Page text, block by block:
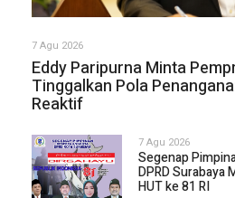
7 Agu 2026
Eddy Paripurna Minta
Tinggalkan Pola
Reaktif
7 Agu 2026
Segenap
DPRD Surabaya
HUT ke 81 RI